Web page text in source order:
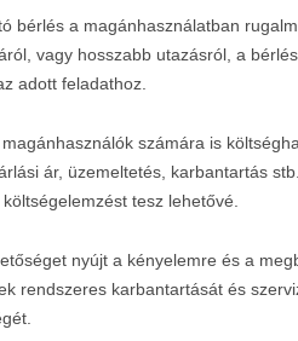
bérlés a magánhasználatban
vagy hosszabb utazásról, a
adott feladathoz.
számára is
ár, üzemeltetés, karbantartás
tesz lehetővé.
nyújt a kényelemre és a
rendszeres karbantartását és